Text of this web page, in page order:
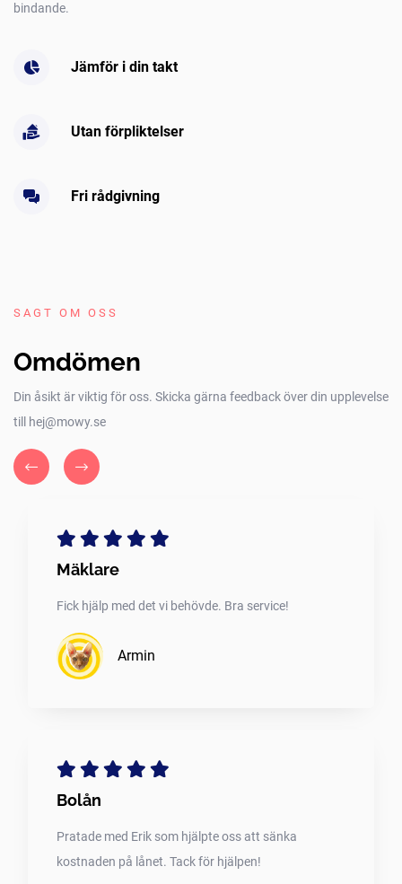
bindande.
Jämför i din takt
Utan förpliktelser
Fri rådgivning
SAGT OM OSS
Omdömen
Din åsikt är viktig för oss. Skicka gärna feedback över din upplevelse
till hej@mowy.se
Mäklare
Fick hjälp med det vi behövde. Bra service!
Armin
Bolån
Pratade med Erik som hjälpte oss att sänka
kostnaden på lånet. Tack för hjälpen!